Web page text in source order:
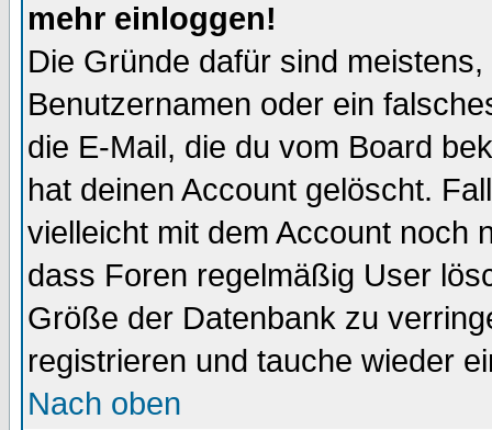
mehr einloggen!
Die Gründe dafür sind
Benutzernamen oder ein
die E-Mail, die du vom Board
hat deinen Account gelöscht.
vielleicht mit dem Account noch
dass Foren regelmäßig User
Größe der Datenbank zu
registrieren und tauche wieder
Nach oben